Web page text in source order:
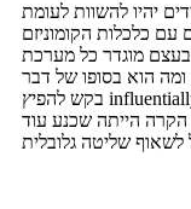
יהיו להשוות לעומת
עם כלכלות הקומוניזם
מוגדר כל מערכת
הוא בסופו של דבר
בקש להפיץ influentially על פני הגלובוס. בנוסף, תלמידים יוכלו להתחבר כיצד
הייתה שכנע עוד